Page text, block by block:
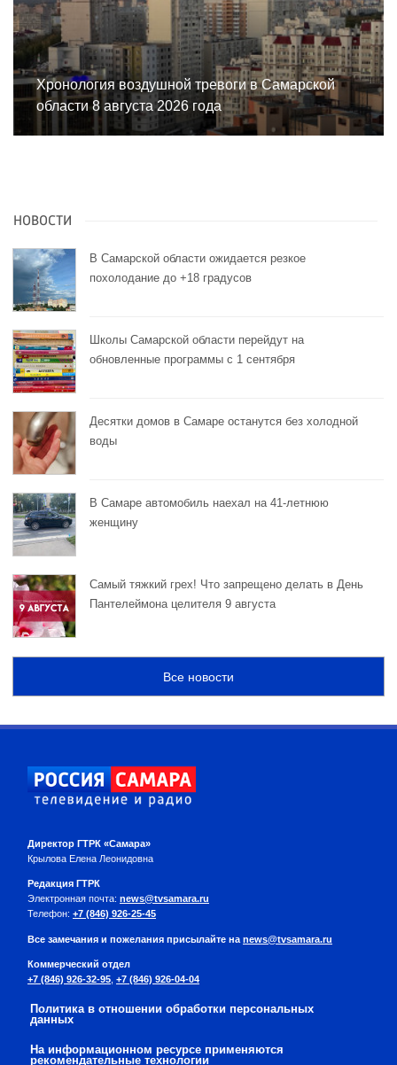
Хронология воздушной тревоги в Самарской
области 8 августа 2026 года
НОВОСТИ
В Самарской области ожидается резкое
похолодание до +18 градусов
Школы Самарской области перейдут на
обновленные программы с 1 сентября
Десятки домов в Самаре останутся без холодной
воды
В Самаре автомобиль наехал на 41-летнюю
женщину
Самый тяжкий грех! Что запрещено делать в День
Пантелеймона целителя 9 августа
Все новости
Директор ГТРК «Самара»
Крылова Елена Леонидовна
Редакция ГТРК
Электронная почта: news@tvsamara.ru
Телефон: +7 (846) 926-25-45
Все замечания и пожелания присылайте на news@tvsamara.ru
Коммерческий отдел
+7 (846) 926-32-95 +7 (846) 926-04-04
Политика в отношении обработки персональных
данных
На информационном ресурсе применяются
рекомендательные технологии